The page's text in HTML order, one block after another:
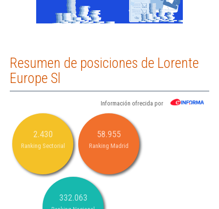
Resumen de posiciones de Lorente
Europe Sl
Información ofrecida por
2.430
Ranking Sectorial
58.955
Ranking Madrid
332.063